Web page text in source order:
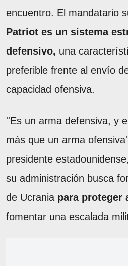
encuentro. El mandatario
Patriot es un sistema
defensivo, una
preferible frente al envío
capacidad ofensiva.
''Es un arma defensiva, y
más que un arma
presidente
su administración busca
de Ucrania para proteger
fomentar una escalada